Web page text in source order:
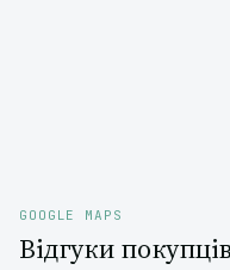
GOOGLE MAPS
Відгуки покупців